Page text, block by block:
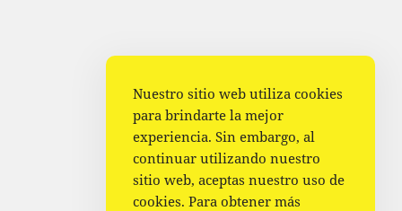
Nuestro sitio web utiliza cookies
para brindarte la mejor
experiencia. Sin embargo, al
continuar utilizando nuestro
sitio web, aceptas nuestro uso de
cookies. Para obtener más